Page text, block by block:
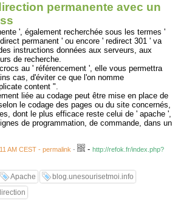
permanente avec un
', également recherchée sous les termes '
permanent ' ou encore ' redirect 301 ' va
instructions données aux serveurs, aux
de recherche.
au ' référencement ', elle vous permettra
cas, d'éviter ce que l'on nomme
content ".
liée au codage peut être mise en place de
le codage des pages ou du site concernés,
dont le plus efficace reste celui de ' apache ',
de programmation, de commande, dans un
AM CEST - permalink - - http://refok.fr/index.php?
Apache
blog.unesourisetmoi.info